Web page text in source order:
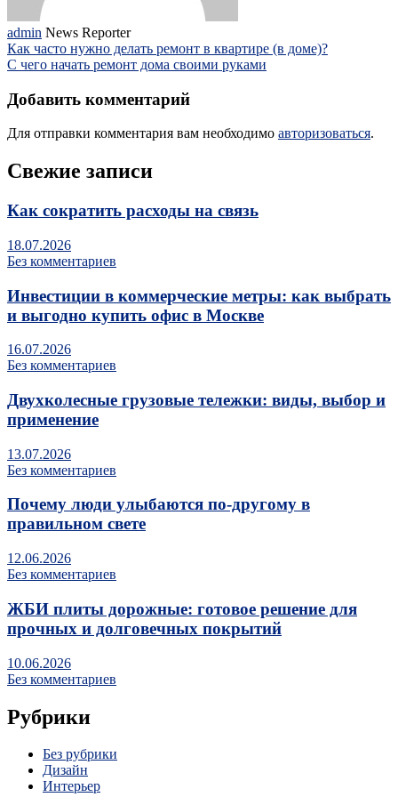
admin News Reporter
Как часто нужно делать ремонт в квартире (в доме)?
С чего начать ремонт дома своими руками
Добавить комментарий
Для отправки комментария вам необходимо авторизоваться.
Свежие записи
Как сократить расходы на связь
18.07.2026
Без комментариев
Инвестиции в коммерческие метры: как выбрать
и выгодно купить офис в Москве
16.07.2026
Без комментариев
Двухколесные грузовые тележки: виды, выбор и
применение
13.07.2026
Без комментариев
Почему люди улыбаются по‑другому в
правильном свете
12.06.2026
Без комментариев
ЖБИ плиты дорожные: готовое решение для
прочных и долговечных покрытий
10.06.2026
Без комментариев
Рубрики
Без рубрики
Дизайн
Интерьер